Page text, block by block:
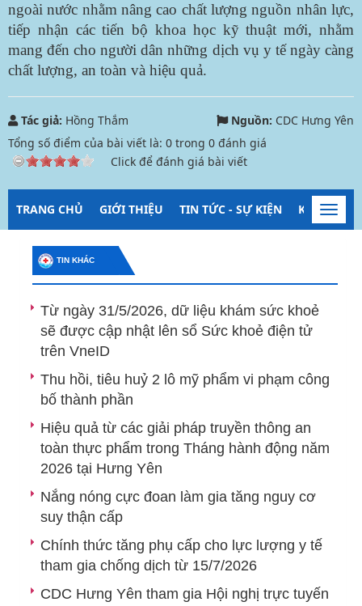
ngoài nước nhằm nâng cao chất lượng nguồn nhân lực,
tiếp nhận các tiến bộ khoa học kỹ thuật mới, nhằm
mang đến cho người dân những dịch vụ y tế ngày càng
chất lượng, an toàn và hiệu quả.
Tác giả: Hồng Thắm Nguồn: CDC Hưng Yên
Tổng số điểm của bài viết là: 0 trong 0 đánh giá
Click để đánh giá bài viết
TRANG CHỦ GIỚI THIỆU TIN TỨC - SỰ KIỆN KIỂM
TIN KHÁC
Từ ngày 31/5/2026, dữ liệu khám sức khoẻ
sẽ được cập nhật lên sổ Sức khoẻ điện tử
trên VneID
Thu hồi, tiêu huỷ 2 lô mỹ phẩm vi phạm công
bố thành phần
Hiệu quả từ các giải pháp truyền thông an
toàn thực phẩm trong Tháng hành động năm
2026 tại Hưng Yên
Nắng nóng cực đoan làm gia tăng nguy cơ
suy thận cấp
Chính thức tăng phụ cấp cho lực lượng y tế
tham gia chống dịch từ 15/7/2026
CDC Hưng Yên tham gia Hội nghị trực tuyến